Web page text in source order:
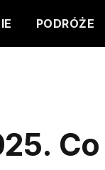
PODRÓŻE
Co